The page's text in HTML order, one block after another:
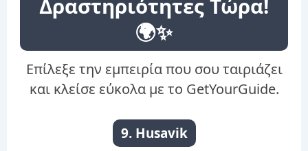
Δραστηριότητες Τώρα!
🌍✨
Επίλεξε την εμπειρία που σου ταιριάζει
και κλείσε εύκολα με το GetYourGuide.
9. Husavik